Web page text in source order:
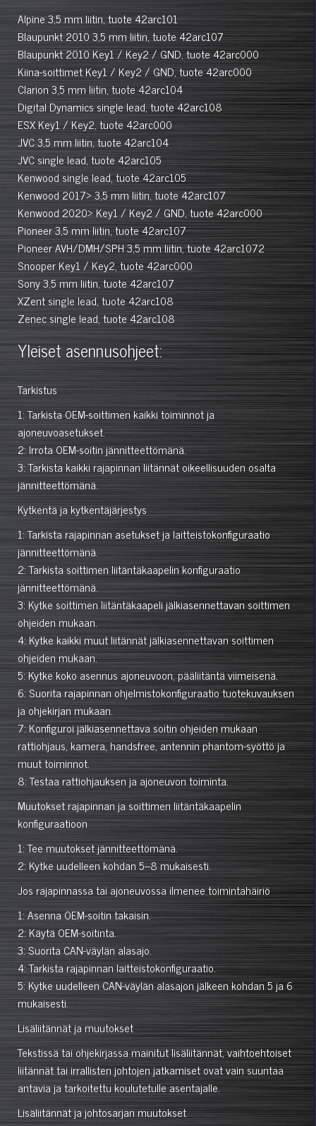
Alpine 3,5 mm liitin, tuote 42arc101
Blaupunkt 2010 3,5 mm liitin, tuote 42arc107
Blaupunkt 2010 Key1 / Key2 / GND, tuote 42arc000
Kiina-soittimet Key1 / Key2 / GND, tuote 42arc000
Clarion 3,5 mm liitin, tuote 42arc104
Digital Dynamics single lead, tuote 42arc108
ESX Key1 / Key2, tuote 42arc000
JVC 3,5 mm liitin, tuote 42arc104
JVC single lead, tuote 42arc105
Kenwood single lead, tuote 42arc105
Kenwood 2017> 3,5 mm liitin, tuote 42arc107
Kenwood 2020> Key1 / Key2 / GND, tuote 42arc000
Pioneer 3,5 mm liitin, tuote 42arc107
Pioneer AVH/DMH/SPH 3,5 mm liitin, tuote 42arc1072
Snooper Key1 / Key2, tuote 42arc000
Sony 3,5 mm liitin, tuote 42arc107
XZent single lead, tuote 42arc108
Zenec single lead, tuote 42arc108
Yleiset asennusohjeet:
Tarkistus
1: Tarkista OEM-soittimen kaikki toiminnot ja
ajoneuvoasetukset.
2: Irrota OEM-soitin jännitteettömänä.
3: Tarkista kaikki rajapinnan liitännät oikeellisuuden osalta
jännitteettömänä.
Kytkentä ja kytkentäjärjestys
1: Tarkista rajapinnan asetukset ja laitteistokonfiguraatio
jännitteettömänä.
2: Tarkista soittimen liitäntäkaapelin konfiguraatio
jännitteettömänä.
3: Kytke soittimen liitäntäkaapeli jälkiasennettavan soittimen
ohjeiden mukaan.
4: Kytke kaikki muut liitännät jälkiasennettavan soittimen
ohjeiden mukaan.
5: Kytke koko asennus ajoneuvoon, pääliitäntä viimeisenä.
6: Suorita rajapinnan ohjelmistokonfiguraatio tuotekuvauksen
ja ohjekirjan mukaan.
7: Konfiguroi jälkiasennettava soitin ohjeiden mukaan
rattiohjaus, kamera, handsfree, antennin phantom-syöttö ja
muut toiminnot.
8: Testaa rattiohjauksen ja ajoneuvon toiminta.
Muutokset rajapinnan ja soittimen liitäntäkaapelin
konfiguraatioon
1: Tee muutokset jännitteettömänä.
2: Kytke uudelleen kohdan 5–8 mukaisesti.
Jos rajapinnassa tai ajoneuvossa ilmenee toimintahäiriö
1: Asenna OEM-soitin takaisin.
2: Käytä OEM-soitinta.
3: Suorita CAN-väylän alasajo.
4: Tarkista rajapinnan laitteistokonfiguraatio.
5: Kytke uudelleen CAN-väylän alasajon jälkeen kohdan 5 ja 6
mukaisesti.
Lisäliitännät ja muutokset
Tekstissä tai ohjekirjassa mainitut lisäliitännät, vaihtoehtoiset
liitännät tai irrallisten johtojen jatkamiset ovat vain suuntaa
antavia ja tarkoitettu koulutetulle asentajalle.
Lisäliitännät ja johtosarjan muutokset